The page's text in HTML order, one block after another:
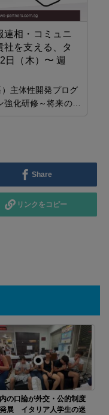
相・コミュニ
を支える、タ
（木）〜 週
主体性開発プログ
強化研修～将来の…
Share
リンクをコピー
の口論が外交・公的制度
展 イタリア人学生の迷